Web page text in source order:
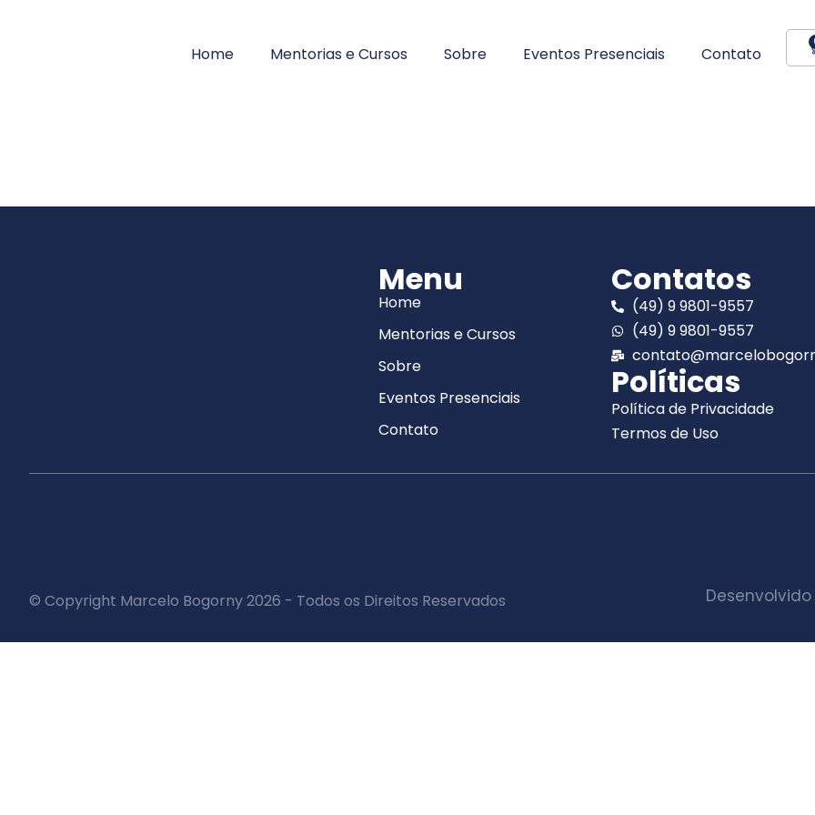
Home Mentorias e Cursos Sobre Eventos Presenciais Contato
Menu
Home
Mentorias e Cursos
Sobre
Eventos Presenciais
Contato
Contatos
(49) 9 9801-9557
(49) 9 9801-9557
Políticas
Política de Privacidade
Termos de Uso
© Copyright Marcelo Bogorny 2026 - Todos os Direitos Reservados